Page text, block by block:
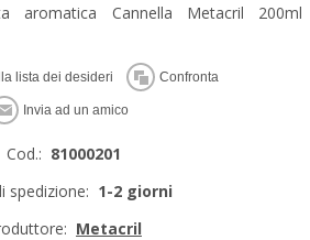
aromatica Cannella Metacril 200ml
Cod.: 81000201
spedizione: 1-2 giorni
Metacril